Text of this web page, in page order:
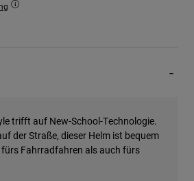
trifft auf New-School-Technologie.
der Straße, dieser Helm ist bequem
Fahrradfahren als auch fürs